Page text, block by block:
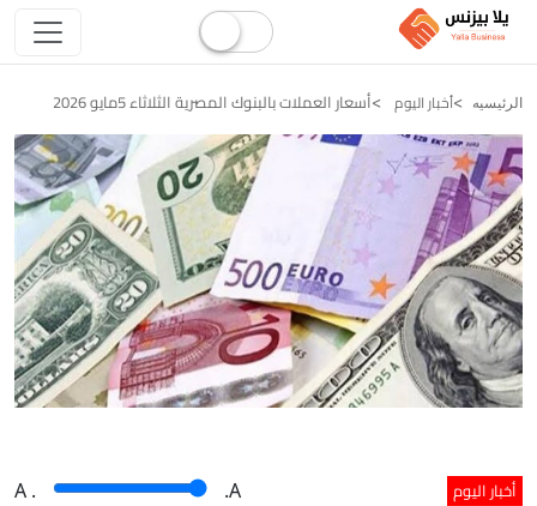
الرئيسيه أخبار اليوم أسعار العملات بالبنوك المصرية الثلاثاء 5مايو 2026
أخبار اليوم A . .A